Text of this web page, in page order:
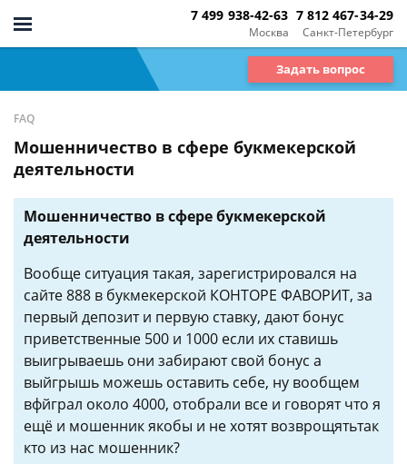
Москва
7 499 938-42-63
Санкт-Петербург
7 812 467-34-29
Задать вопрос
FAQ
Мошенничество в сфере букмекерской
деятельности
Мошенничество в сфере букмекерской
деятельности
Вообще ситуация такая, зарегистрировался на
сайте 888 в букмекерской КОНТОРЕ ФАВОРИТ, за
первый депозит и первую ставку, дают бонус
приветственные 500 и 1000 если их ставишь
выигрываешь они забирают свой бонус а
выйгрышь можешь оставить себе, ну вообщем
вфйграл около 4000, отобрали все и говорят что я
ещё и мошенник якобы и не хотят возврощятьтак
кто из нас мошенник?